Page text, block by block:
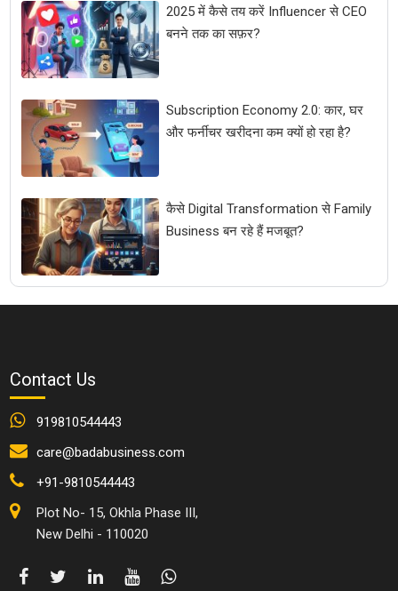
2025 में कैसे तय करें Influencer से CEO
बनने तक का सफ़र?
Subscription Economy 2.0: कार, घर
और फर्नीचर खरीदना कम क्यों हो रहा है?
कैसे Digital Transformation से Family
Business बन रहे हैं मजबूत?
Contact Us
919810544443
care@badabusiness.com
+91-9810544443
Plot No- 15, Okhla Phase III,
New Delhi - 110020